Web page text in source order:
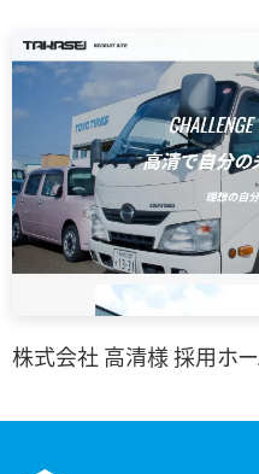
株式会社 高清様 採用ホ